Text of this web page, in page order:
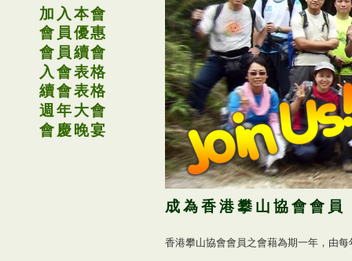
加入本會
會員優惠
會員續會
入會表格
續會表格
週年大會
會慶晚宴
成為香港攀山協會會員
香港攀山協會會員之會藉為期一年，由